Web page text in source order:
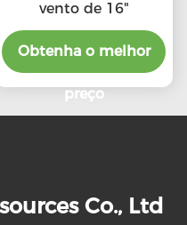
vento de 16"
Obtenha o melhor
preço
Co., Ltd